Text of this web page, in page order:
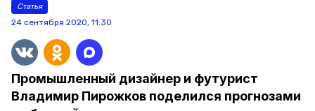
Статья
24 сентября 2020, 11:30
Промышленный дизайнер и футурист
Владимир Пирожков поделился прогнозами